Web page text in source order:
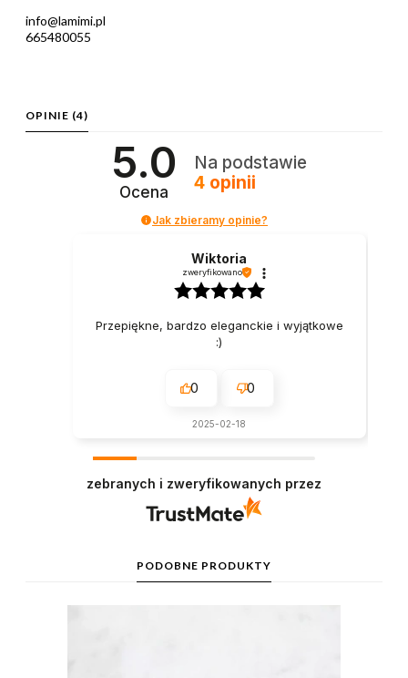
info@lamimi.pl
665480055
OPINIE (4)
5.0
Ocena
Na podstawie
4opinii
Jak zbieramy opinie?
Wiktoria
zweryfikowano
Przepiękne, bardzo eleganckie i wyjątkowe
:)
0 0
2025-02-18
zebranych i zweryfikowanych przez
PODOBNE PRODUKTY